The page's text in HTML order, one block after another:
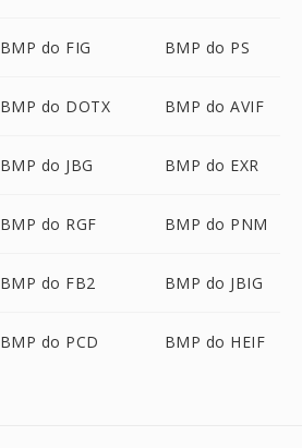
BMP do FIG BMP do PS
BMP do DOTX BMP do AVIF
BMP do JBG BMP do EXR
BMP do RGF BMP do PNM
BMP do FB2 BMP do JBIG
BMP do PCD BMP do HEIF